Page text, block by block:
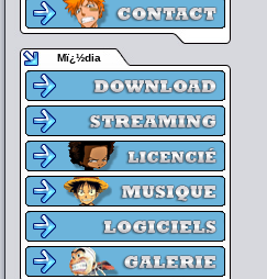
Mï¿½dia